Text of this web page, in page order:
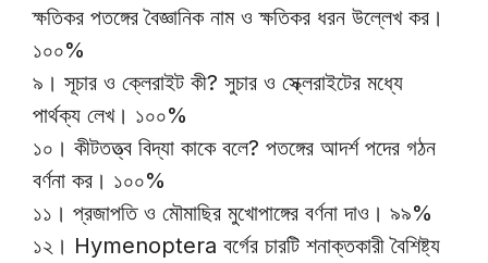
ক্ষতিকর পতঙ্গের বৈজ্ঞানিক নাম ও ক্ষতিকর ধরন উল্লেখ কর।
১০০%
৯। সূচার ও ক্লেরাইট কী? সুচার ও স্ক্লেরাইটের মধ্যে
পার্থক্য লেখ। ১০০%
১০। কীটতত্ত্ব বিদ্যা কাকে বলে? পতঙ্গের আদর্শ পদের গঠন
বর্ণনা কর। ১০০%
১১। প্রজাপতি ও মৌমাছির মুখোপাঙ্গের বর্ণনা দাও। ৯৯%
১২। Hymenoptera বর্গের চারটি শনাক্তকারী বৈশিষ্ট্য